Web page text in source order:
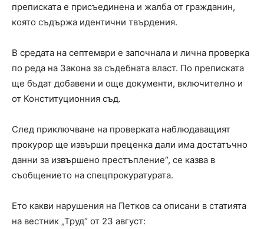
преписката е присъединена и жалба от гражданин,
която съдържа идентични твърдения.
В средата на септември е започнала и лична проверка
по реда на Закона за съдебната власт. По преписката
ще бъдат добавени и още документи, включително и
от Конституционния съд.
След приключване на проверката наблюдаващият
прокурор ще извърши преценка дали има достатъчно
данни за извършено престъпление“, се казва в
съобщението на спецпрокуратурата.
Ето какви нарушения на Петков са описани в статията
на вестник „Труд“ от 23 август: